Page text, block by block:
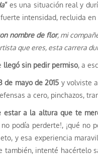
“es una situación real y
intensidad, recluida
nombre de flor, mi
que eres, esta carrera
llegó sin pedir permiso, a
de mayo de 2015 y volviste
a cero, pinchazos,
estar a la altura que te
podía perderte!, ¡qué
y esa experiencia
también, intenté hacértelo